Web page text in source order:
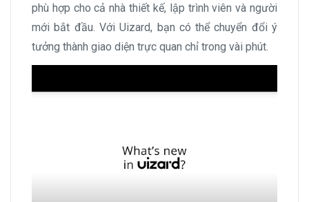
phù hợp cho cả nhà thiết kế, lập trình viên và người
mới bắt đầu. Với Uizard, bạn có thể chuyển đổi ý
tưởng thành giao diện trực quan chỉ trong vài phút.